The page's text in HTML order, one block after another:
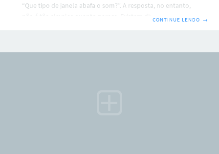
“Que tipo de janela abafa o som?”. A resposta, no entanto,
não é tão simples quanto parece. Existem diversos tipos de
CONTINUE LENDO →